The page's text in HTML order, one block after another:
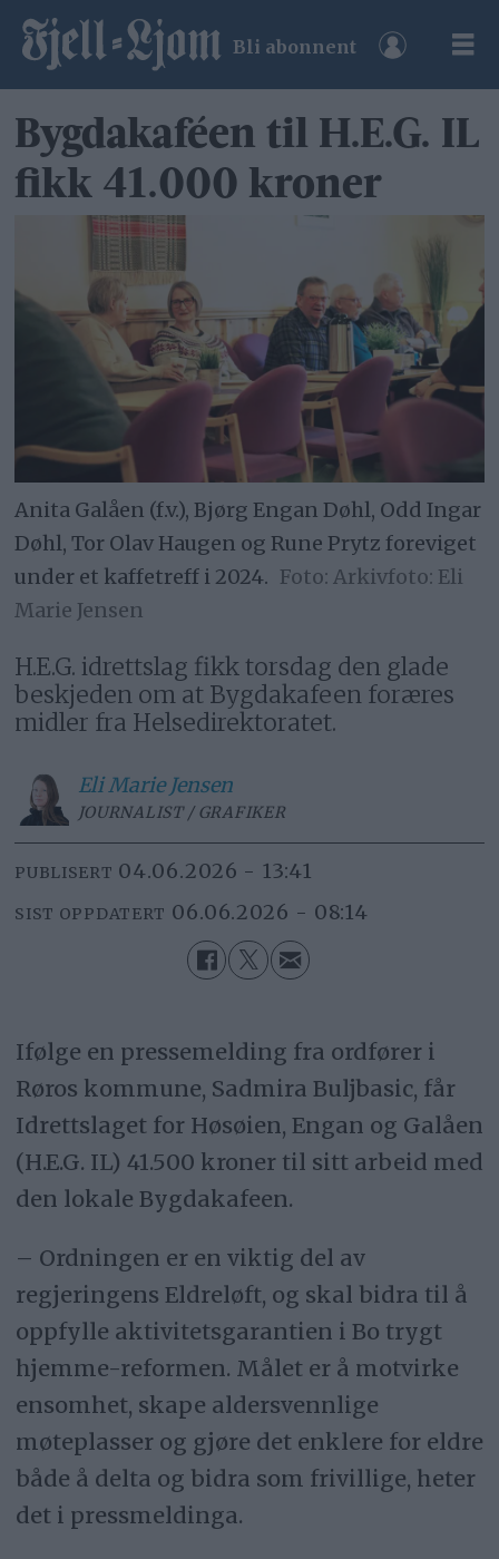
Bli abonnent
Bygdakaféen til H.E.G. IL
fikk 41.000 kroner
Anita Galåen (f.v.), Bjørg Engan Døhl, Odd Ingar
Døhl, Tor Olav Haugen og Rune Prytz foreviget
under et kaffetreff i 2024.
Arkivfoto: Eli
Marie Jensen
H.E.G. idrettslag fikk torsdag den glade
beskjeden om at Bygdakafeen foræres
midler fra Helsedirektoratet.
Eli Marie Jensen
JOURNALIST / GRAFIKER
PUBLISERT 04.06.2026 - 13:41
SIST OPPDATERT 06.06.2026 - 08:14
Ifølge en pressemelding fra ordfører i
Røros kommune, Sadmira Buljbasic, får
Idrettslaget for Høsøien, Engan og Galåen
(H.E.G. IL) 41.500 kroner til sitt arbeid med
den lokale Bygdakafeen.
– Ordningen er en viktig del av
regjeringens Eldreløft, og skal bidra til å
oppfylle aktivitetsgarantien i Bo trygt
hjemme-reformen. Målet er å motvirke
ensomhet, skape aldersvennlige
møteplasser og gjøre det enklere for eldre
både å delta og bidra som frivillige, heter
det i pressmeldinga.